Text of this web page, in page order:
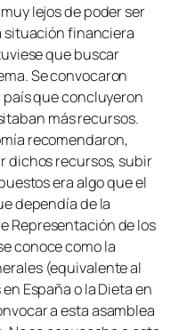
lejos de poder ser
situación financiera
que buscar
Se convocaron
que concluyeron
más recursos.
recomendaron,
dichos recursos, subir
era algo que el
dependía de la
Representación de los
conoce como la
(equivalente al
España o la Dieta en
a esta asamblea